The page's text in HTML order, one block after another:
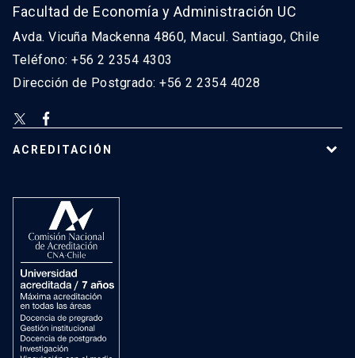
Facultad de Economía y Administración UC
Avda. Vicuña Mackenna 4860, Macul. Santiago, Chile
Teléfono: +56 2 2354 4303
Dirección de Postgrado: +56 2 2354 4028
ACREDITACIÓN